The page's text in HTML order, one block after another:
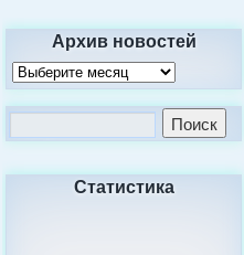
Архив новостей
Статистика